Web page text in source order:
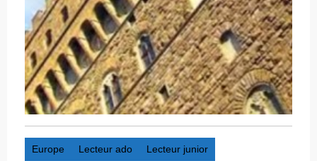
Europe Lecteur ado Lecteur junior